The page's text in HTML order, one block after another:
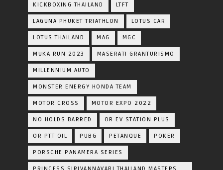
KICKBOXING THAILAND LTFT
LAGUNA PHUKET TRIATHLON LOTUS CAR
LOTUS THAILAND MAG MGC
MUKA RUN 2023 MASERATI GRANTURISMO
MILLENNIUM AUTO
MONSTER ENERGY HONDA TEAM
MOTOR CROSS MOTOR EXPO 2022
NO HOLDS BARRED OR EV STATION PLUS
OR PTT OIL PUBG PETANQUE POKER
PORSCHE PANAMERA SERIES